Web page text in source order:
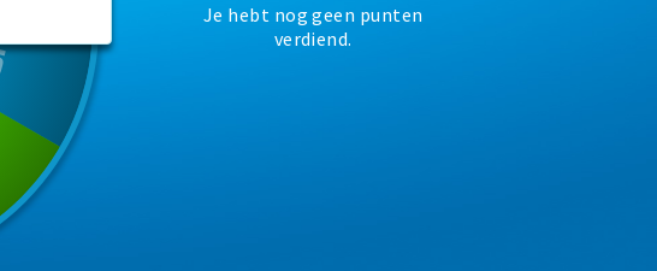
Je hebt nog geen punten
verdiend.